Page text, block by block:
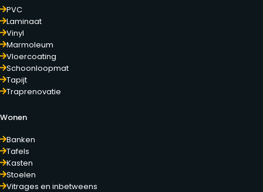
PVC
Laminaat
Vinyl
Marmoleum
Vloercoating
Schoonloopmat
Tapijt
Traprenovatie
Wonen
Banken
Tafels
Kasten
Stoelen
Vitrages en inbetweens